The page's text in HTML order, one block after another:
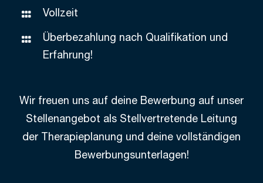
Vollzeit
Überbezahlung nach Qualifikation und
Erfahrung!
Wir freuen uns auf deine Bewerbung auf unser
Stellenangebot als Stellvertretende Leitung
der Therapieplanung und deine vollständigen
Bewerbungsunterlagen!